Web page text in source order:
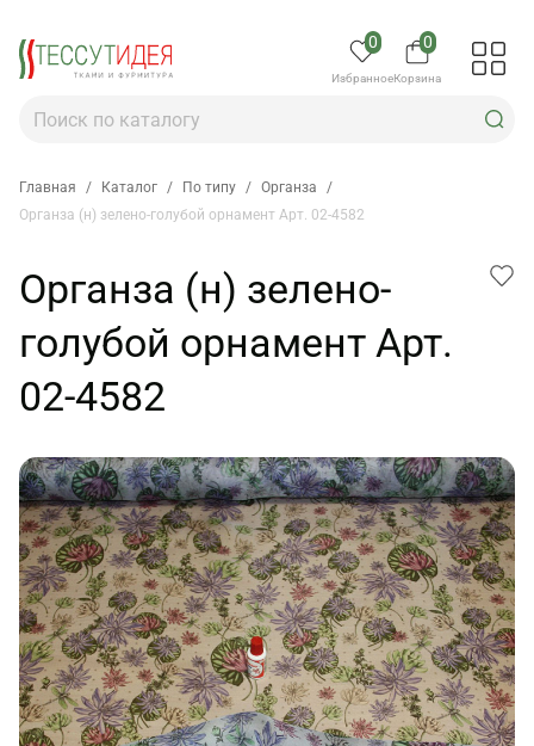
0
Избранное
0
Корзина
Главная / Каталог / По типу / Органза
/
Органза (н) зелено-голубой орнамент Арт. 02-4582
Органза (н) зелено-
голубой орнамент Арт.
02-4582